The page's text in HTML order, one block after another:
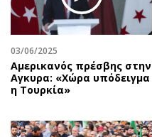
03/06/2025
Αμερικανός πρέσβης στην
Αγκυρα: «Χώρα υπόδειγμα
η Τουρκία»